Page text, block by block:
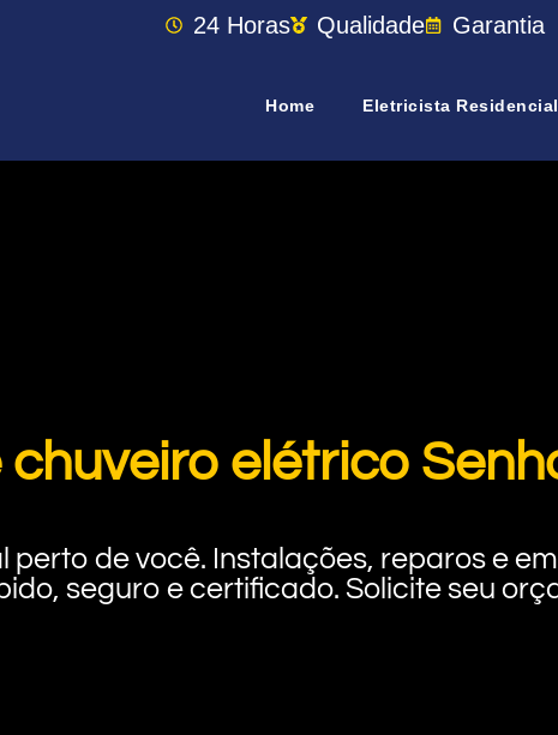
24 Horas Qualidade Garantia
Home Eletricista Residencial
chuveiro elétrico
perto de você. Instalações, reparos e
seguro e certificado. Solicite seu